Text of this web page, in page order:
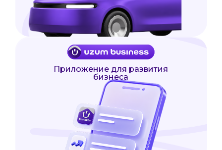
Приложение для развития
бизнеса